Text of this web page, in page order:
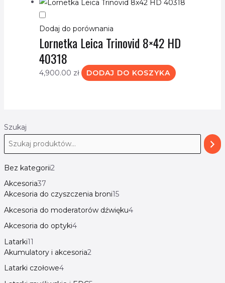
Szukaj
Bez kategorii2
Akcesoria37
Akcesoria do czyszczenia broni15
Akcesoria do moderatorów dźwięku4
Akcesoria do optyki4
Latarki11
Akumulatory i akcesoria2
Latarki czołowe4
Dodaj do porównania
Lornetka Leica Trinovid 8×42 HD
40318
4,900.00 zł DODAJ DO KOSZYKA